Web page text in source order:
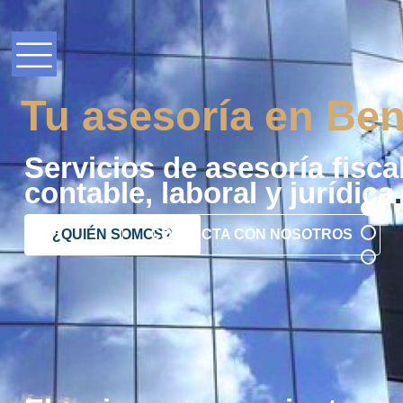
Tu asesoría en
Servicios de asesoría
contable, laboral y jurídica.
¿QUIÉN SOMOS?CONTACTA CON NOSOTROS